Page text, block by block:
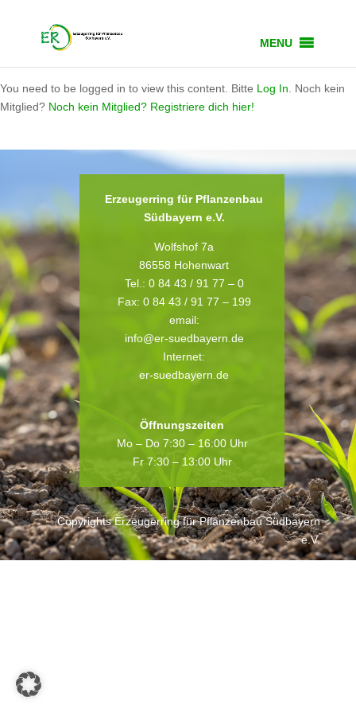
MENU
You need to be logged in to view this content. Bitte Log In . Noch kein
Mitglied? Noch kein Mitglied? Registriere dich hier!
Erzeugerring für Pflanzenbau
Südbayern e.V.
Wolfshof 7a
86558 Hohenwart
Tel.: 0 84 43 / 91 77 – 0
Fax: 0 84 43 / 91 77 – 199
email:
info@er-suedbayern.de
Internet:
er-suedbayern.de
Öffnungszeiten
Mo – Do 7:30 – 16:00 Uhr
Fr 7:30 – 13:00 Uhr
Copyrights Erzeugerring für Pflanzenbau Südbayern
e.V.